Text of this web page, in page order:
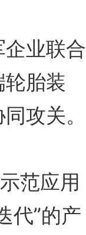
业联合
胎装
攻关。
范应用
”的产